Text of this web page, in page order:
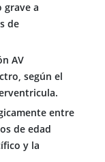
grave a
de
AV
según el
entre
de edad
y la